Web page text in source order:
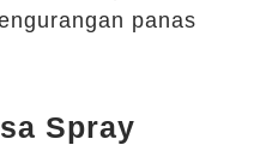
panas
Spray